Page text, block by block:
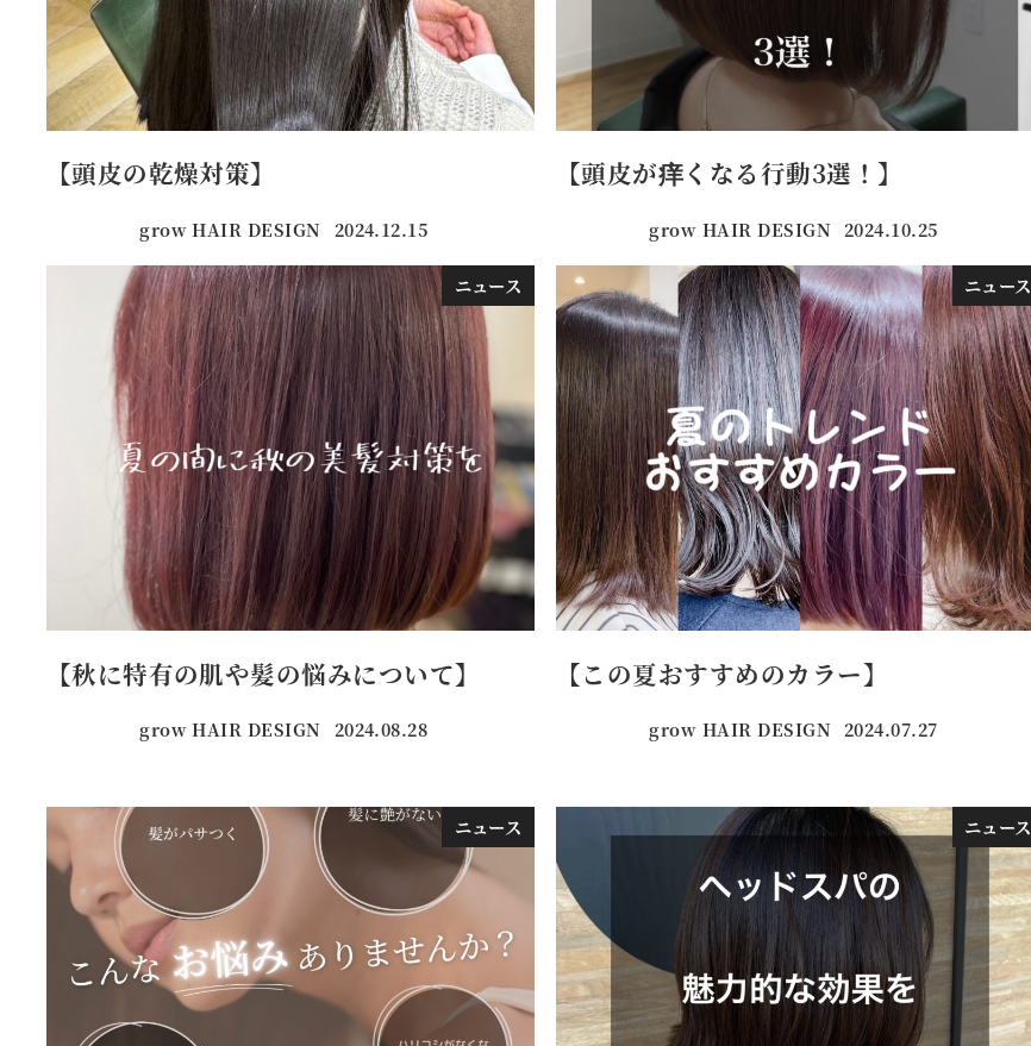
【頭皮の乾燥対策】
grow HAIR DESIGN 投稿日
2024.12.15
【頭皮が痒くなる行動3選！】
grow HAIR DESIGN 投稿日
2024.10.25
ニュース
【秋に特有の肌や髪の悩みについて】
grow HAIR DESIGN 投稿日
2024.08.28
ニュース
【この夏おすすめのカラー】
grow HAIR DESIGN 投稿日
2024.07.27
ニュース ニュース